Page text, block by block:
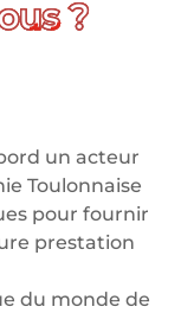
un acteur
Toulonnaise
pour fournir
prestation
du monde de